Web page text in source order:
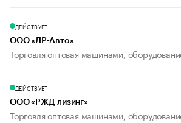
ДЕЙСТВУЕТ
ООО «ЛР-Авто»
Торговля оптовая машинами,
ДЕЙСТВУЕТ
ООО «РЖД-лизинг»
Торговля оптовая машинами,